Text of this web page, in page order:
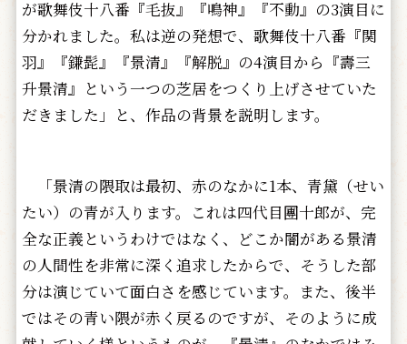
が歌舞伎十八番『毛抜』『鳴神』『不動』の3演目に
分かれました。私は逆の発想で、歌舞伎十八番『関
羽』『鎌髭』『景清』『解脱』の4演目から『壽三
升景清』という一つの芝居をつくり上げさせていた
だきました」と、作品の背景を説明します。
「景清の隈取は最初、赤のなかに1本、青黛（せい
たい）の青が入ります。これは四代目團十郎が、完
全な正義というわけではなく、どこか闇がある景清
の人間性を非常に深く追求したからで、そうした部
分は演じていて面白さを感じています。また、後半
ではその青い隈が赤く戻るのですが、そのように成